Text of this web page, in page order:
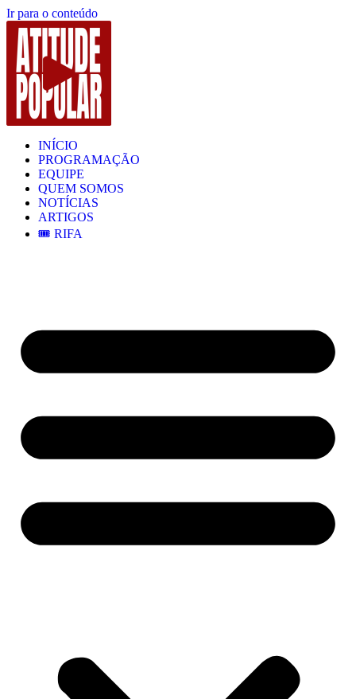
Ir para o conteúdo
INÍCIO
PROGRAMAÇÃO
EQUIPE
QUEM SOMOS
NOTÍCIAS
ARTIGOS
🎟️ RIFA